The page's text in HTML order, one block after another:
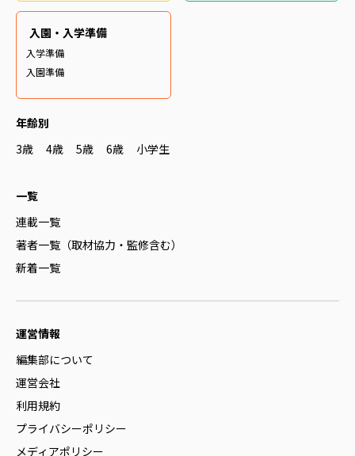
入園・入学準備
入学準備
入園準備
年齢別
3歳
4歳 5歳 6歳 小学生
一覧
連載一覧
著者一覧（取材協力・監修含む）
新着一覧
運営情報
編集部について
運営会社
利用規約
プライバシーポリシー
メディアポリシー